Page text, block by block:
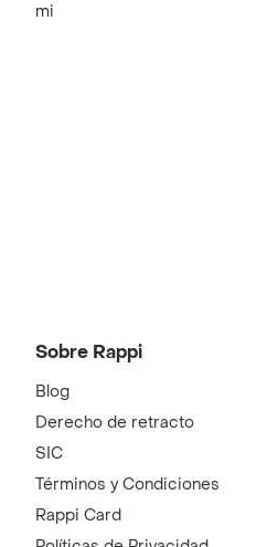
mi
Sobre Rappi
Blog
Derecho de retracto
SIC
Términos y Condiciones
Rappi Card